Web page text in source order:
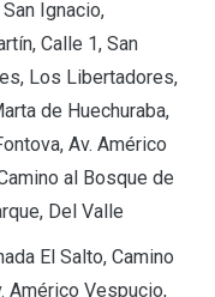
Ignacio,
Calle 1, San
Los Libertadores,
de Huechuraba,
Av. Américo
al Bosque de
Del Valle
El Salto, Camino
Américo Vespucio,